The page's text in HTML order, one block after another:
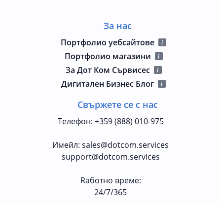
За нас
Портфолио уебсайтове
Портфолио магазини
За Дот Ком Сървисес
Дигитален Бизнес Блог
Свържете се с нас
Телефон: +359 (888) 010-975
Имейл: sales@dotcom.services
support@dotcom.services
Rаботно време:
24/7/365